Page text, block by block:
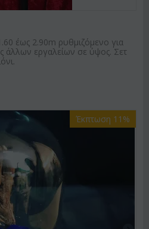
έως 2.90m ρυθμιζόμενο για
άλλων εργαλείων σε ύψος. Σετ
Έκπτωση 11%